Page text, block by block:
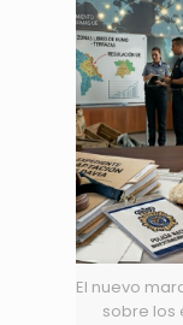
El nuevo
sobre los